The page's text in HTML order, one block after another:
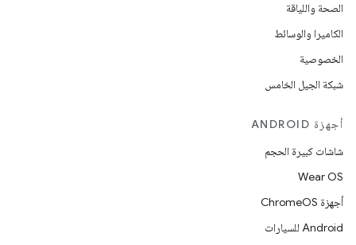
الصحة واللياقة
الكاميرا والوسائط
الخصوصية
شبكة الجيل الخامس
أجهزة ANDROID
شاشات كبيرة الحجم
Wear OS
أجهزة ChromeOS
Android للسيارات